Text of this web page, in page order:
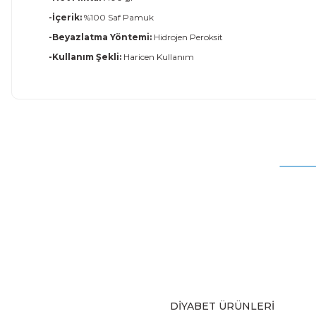
-İçerik: %100 Saf Pamuk
-Beyazlatma Yöntemi: Hidrojen Peroksit
-Kullanım Şekli: Haricen Kullanım
DİYABET ÜRÜNLERİ